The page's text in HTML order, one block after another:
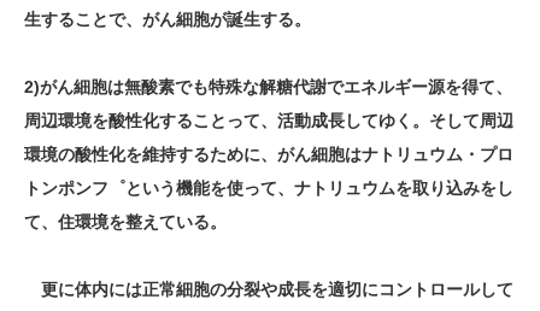
生することで、がん細胞が誕生する。
2)がん細胞は無酸素でも特殊な解糖代謝でエネルギー源を得て、
周辺環境を酸性化することって、活動成長してゆく。そして周辺
環境の酸性化を維持するために、がん細胞はナトリュウム・プロ
トンポンフ゜という機能を使って、ナトリュウムを取り込みをし
て、住環境を整えている。
更に体内には正常細胞の分裂や成長を適切にコントロールして